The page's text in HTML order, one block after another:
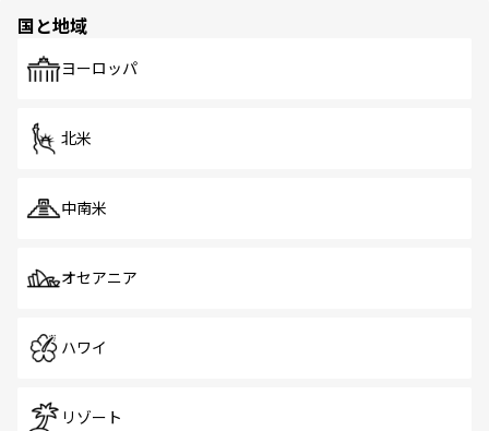
で、ホーカーズは地元の風情を楽しめる外せないスポット
国と地域
ヨーロッパ
北米
中南米
オセアニア
ハワイ
リゾート